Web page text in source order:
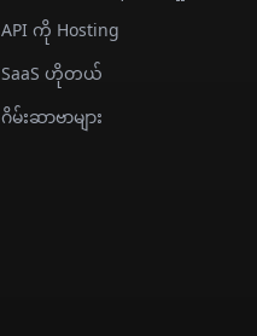
API ကို Hosting
SaaS ဟိုတယ်
ဂိမ်းဆာဗာများ